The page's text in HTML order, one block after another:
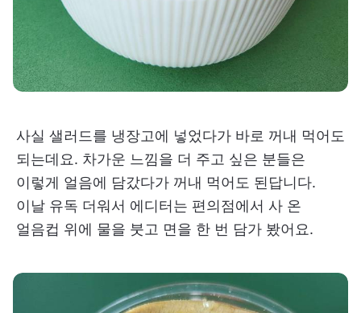
사실 샐러드를 냉장고에 넣었다가 바로 꺼내 먹어도
되는데요. 차가운 느낌을 더 주고 싶은 분들은
이렇게 얼음에 담갔다가 꺼내 먹어도 된답니다.
이날 유독 더워서 에디터는 편의점에서 사 온
얼음컵 위에 물을 붓고 면을 한 번 담가 봤어요.